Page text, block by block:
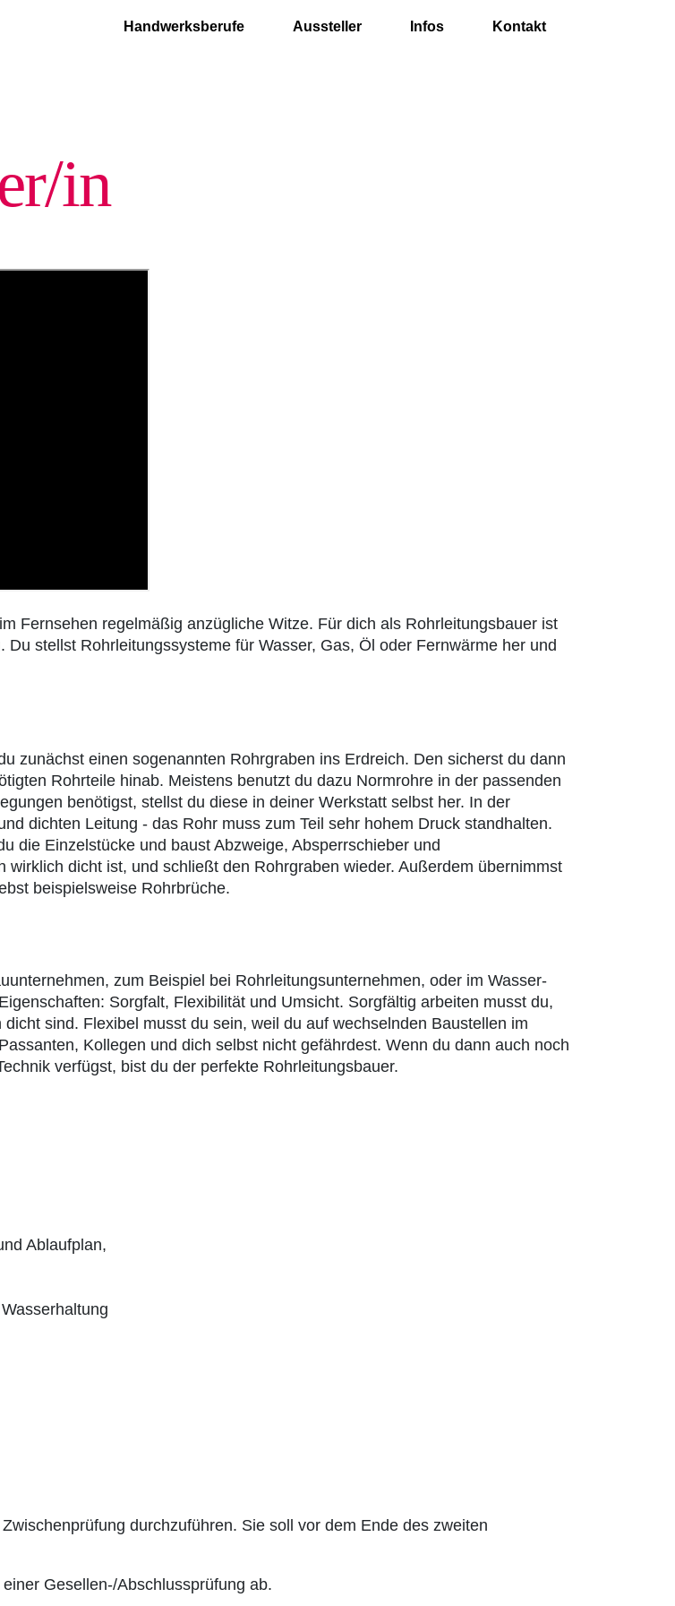
Handwerksberufe Aussteller Infos Kontakt
in
Fernsehen regelmäßig anzügliche Witze. Für dich als Rohrleitungsbauer ist
stellst Rohrleitungssysteme für Wasser, Gas, Öl oder Fernwärme her und
zunächst einen sogenannten Rohrgraben ins Erdreich. Den sicherst du dann
Rohrteile hinab. Meistens benutzt du dazu Normrohre in der passenden
benötigst, stellst du diese in deiner Werkstatt selbst her. In der
dichten Leitung - das Rohr muss zum Teil sehr hohem Druck standhalten.
die Einzelstücke und baust Abzweige, Absperrschieber und
dicht ist, und schließt den Rohrgraben wieder. Außerdem übernimmst
beispielsweise Rohrbrüche.
zum Beispiel bei Rohrleitungsunternehmen, oder im Wasser-
Sorgfalt, Flexibilität und Umsicht. Sorgfältig arbeiten musst du,
sind. Flexibel musst du sein, weil du auf wechselnden Baustellen im
Kollegen und dich selbst nicht gefährdest. Wenn du dann auch noch
verfügst, bist du der perfekte Rohrleitungsbauer.
Ablaufplan,
durchzuführen. Sie soll vor dem Ende des zweiten
Gesellen-/Abschlussprüfung ab.